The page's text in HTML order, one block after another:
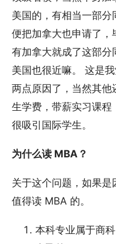
美国的，有相当一部
便把加拿大也申请了
有加拿大就成了这部
美国也很近嘛。 这是
两点原因了，当然其
生学费，带薪实习课
很吸引国际学生。
为什么读 MBA？
关于这个问题，如果
值得读 MBA 的。
本科专业属于商